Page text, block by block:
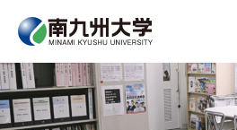
大学案内